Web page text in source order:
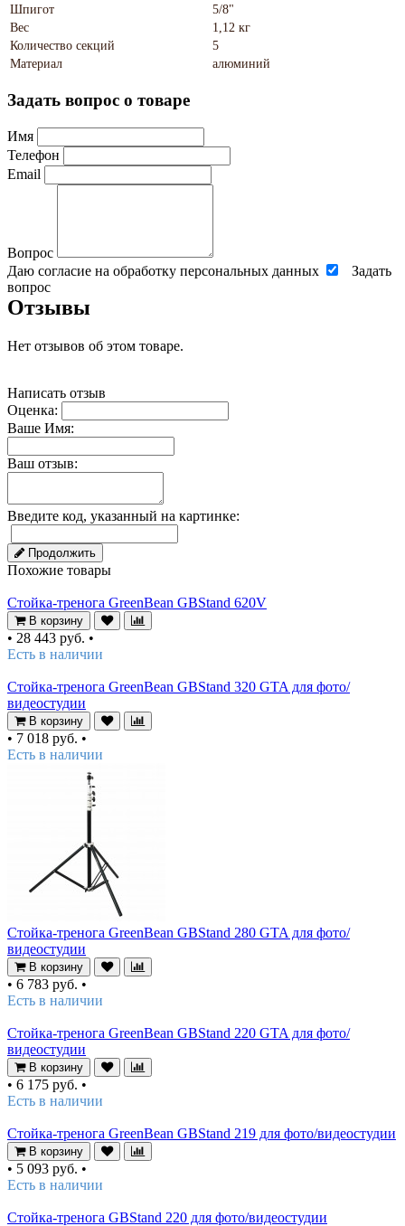
Шпигот
5/8"
Вес
1,12 кг
Количество секций
5
Материал
алюминий
Задать вопрос о товаре
Имя
Телефон
Email
Вопрос
Даю согласие на обработку персональных данных
Задать
вопрос
Отзывы
Нет отзывов об этом товаре.
Написать отзыв
Оценка:
Ваше Имя:
Ваш отзыв:
Введите код, указанный на картинке:
Продолжить
Похожие товары
Стойка-тренога GreenBean GBStand 620V
В корзину
• 28 443 руб. •
Есть в наличии
Стойка-тренога GreenBean GBStand 320 GTA для фото/
видеостудии
В корзину
• 7 018 руб. •
Есть в наличии
Стойка-тренога GreenBean GBStand 280 GTA для фото/
видеостудии
В корзину
• 6 783 руб. •
Есть в наличии
Стойка-тренога GreenBean GBStand 220 GTA для фото/
видеостудии
В корзину
• 6 175 руб. •
Есть в наличии
Стойка-тренога GreenBean GBStand 219 для фото/видеостудии
В корзину
• 5 093 руб. •
Есть в наличии
Стойка-тренога GBStand 220 для фото/видеостудии